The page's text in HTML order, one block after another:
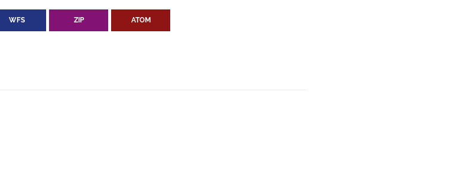
WFS ZIP ATOM